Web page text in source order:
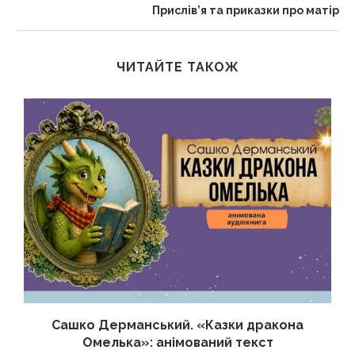
Прислів’я та приказки про матір
ЧИТАЙТЕ ТАКОЖ
Сашко Дерманський. «Казки дракона
Омелька»: анімований текст